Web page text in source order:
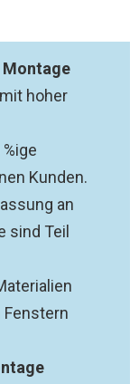
Montage
mit hoher
Kunden.
an
sind Teil